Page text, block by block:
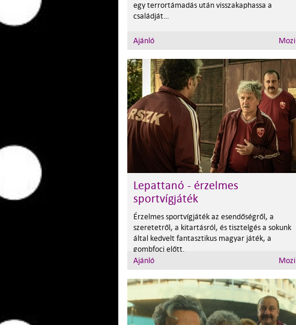
egy terrortámadás után visszakaphassa a
családját…
Ajánló Mozi
Lepattanó - érzelmes
sportvígjáték
Érzelmes sportvígjáték az esendőségről, a
szeretetről, a kitartásról, és tisztelgés a sokunk
által kedvelt fantasztikus magyar játék, a
gombfoci előtt.
Ajánló
Mozi